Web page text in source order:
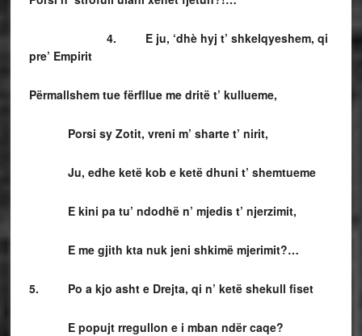
4. E ju, ‘dhè hyj t’ shkelqyeshem, qi
pre’ Empirit
Përmallshem tue fërfllue me dritë t’ kullueme,
Porsi sy Zotit, vreni m’ sharte t’ nirit,
Ju, edhe ketë kob e ketë dhuni t’ shemtueme
E kini pa tu’ ndodhë n’ mjedis t’ njerzimit,
E me gjith kta nuk jeni shkimë mjerimit?…
5. Po a kjo asht e Drejta, qi n’ ketë shekull fiset
E popujt rregullon e i mban ndër caqe?